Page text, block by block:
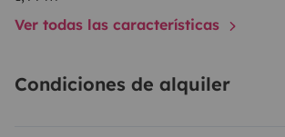
Ver todas las características
Condiciones de alquiler